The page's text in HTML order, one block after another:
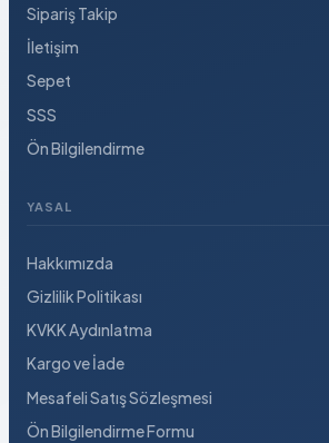
Sipariş Takip
İletişim
Sepet
SSS
Ön Bilgilendirme
YASAL
Hakkımızda
Gizlilik Politikası
KVKK Aydınlatma
Kargo ve İade
Mesafeli Satış Sözleşmesi
Ön Bilgilendirme Formu